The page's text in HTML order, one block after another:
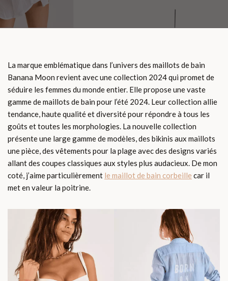
La marque emblématique dans l’univers des maillots de bain
Banana Moon revient avec une collection 2024 qui promet de
séduire les femmes du monde entier. Elle propose une vaste
gamme de maillots de bain pour l’été 2024. Leur collection allie
tendance, haute qualité et diversité pour répondre à tous les
goûts et toutes les morphologies. La nouvelle collection
présente une large gamme de modèles, des bikinis aux maillots
une pièce, des vêtements pour la plage avec des designs variés
allant des coupes classiques aux styles plus audacieux. De mon
coté, j’aime particulièrement le maillot de bain corbeille car il
met en valeur la poitrine.